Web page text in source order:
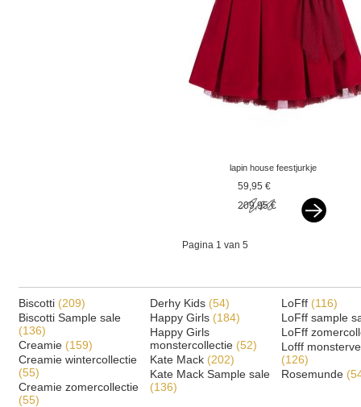
lapin house feestjurkje
velours rood v
59,95 €
209,95 €
Pagina 1 van 5
Biscotti (209)
Biscotti Sample sale
(136)
Creamie (159)
Creamie wintercollectie
(55)
Creamie zomercollectie
(55)
Derhy Kids (54)
Happy Girls (184)
Happy Girls
monstercollectie (52)
Kate Mack (202)
Kate Mack Sample sale
(136)
LoFff (116)
LoFff sample
LoFff
Lofff
(126)
Rosemunde